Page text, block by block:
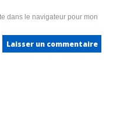
dans le navigateur pour mon